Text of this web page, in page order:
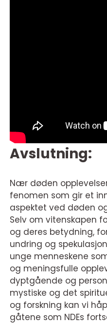
Avslutning:
Nær døden
fenomen som gir et
aspektet ved døden
Selv om vitenskapen
og deres betydning,
undring og
unge menneskene
og meningsfulle
dyptgående og
mystiske og det
og forskning kan vi
gåtene som NDEs